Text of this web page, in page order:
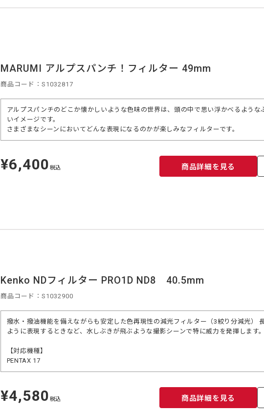
MARUMI アルプスパンチ！フィルター 49mm
商品コード：S1032817
アルプスパンチのどこか懐かしいような色味の世界は、頭の中で思い浮かべるような
いイメージです。
さまざまなシーンにおいてどんな表現になるのかが楽しみなフィルターです。
定
価
¥6,400 税込 商品詳細を見る
Kenko NDフィルター PRO1D ND8 40.5mm
商品コード：S1032900
撥水・撥油機能を備えながらも安定した色再現性の減光フィルター（3絞り分減光）
ように表現するときなど、水しぶきが飛ぶような撮影シーンで特に威力を発揮します。
【対応機種】
PENTAX 17
定
価
¥4,580 税込 商品詳細を見る